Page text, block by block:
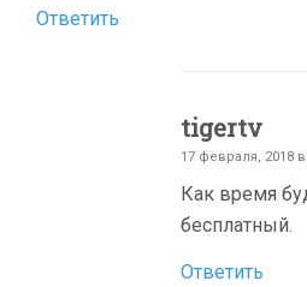
Ответить
tigertv
17 февраля, 2018 в
Как время
бесплатный.
Ответить